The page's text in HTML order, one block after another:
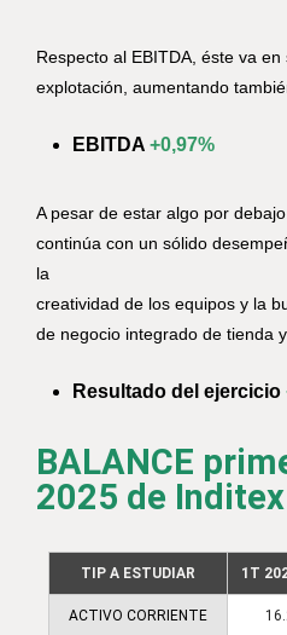
Respecto al EBITDA, éste va
explotación, aumentando
EBITDA +0,97%
A pesar de estar algo por
continúa con un sólido
la
creatividad de los equipos y la
de negocio integrado de tienda y
Resultado del ejercicio
BALANCE
2025 de Inditex
TIP A ESTUDIAR 1T
ACTIVO CORRIENTE